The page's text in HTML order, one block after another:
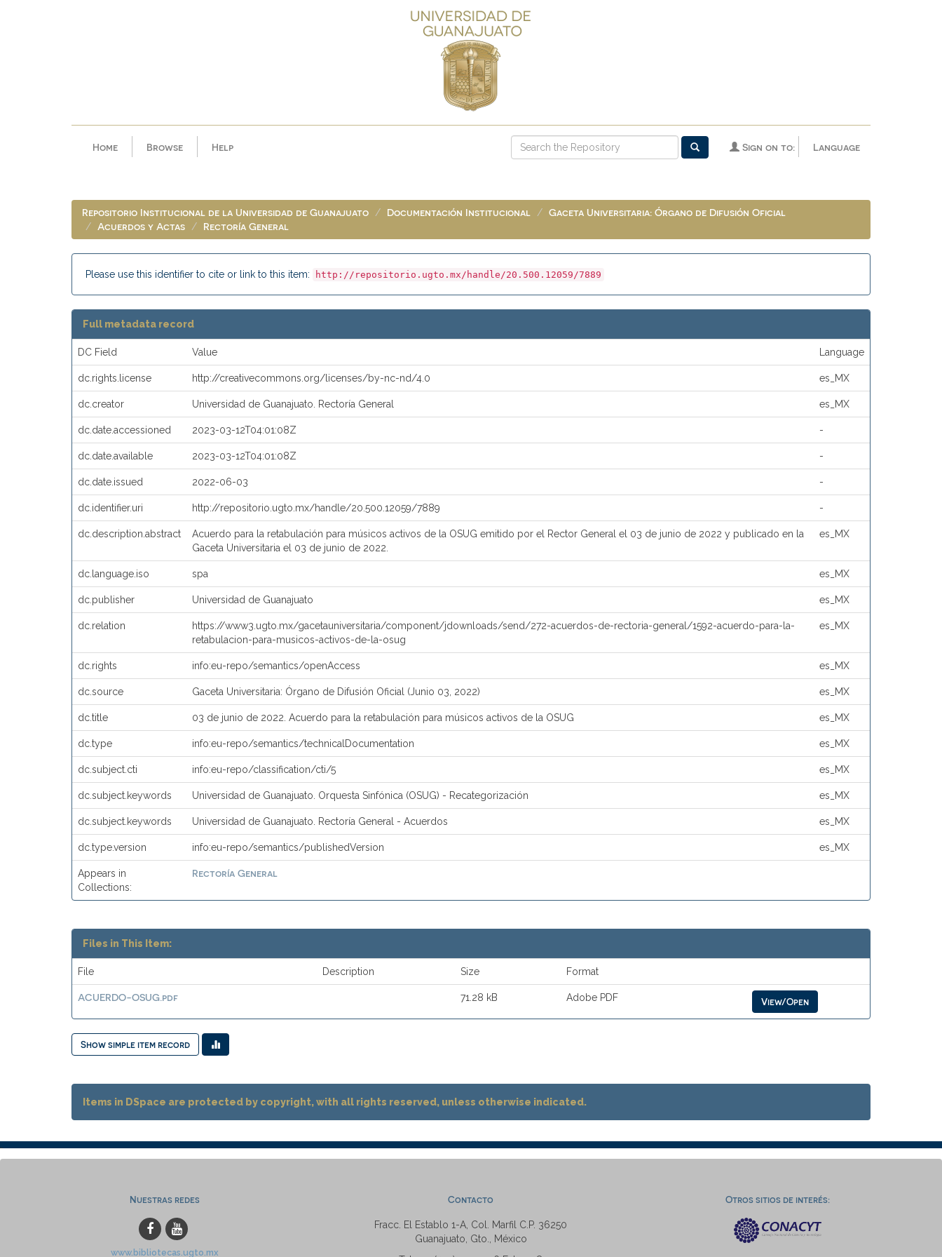
Home Browse Help Language
Sign on to:
Repositorio Institucional de la Universidad de Guanajuato Documentación Institucional
Gaceta Universitaria: Órgano de Difusión Oficial
Acuerdos y Actas
Rectoría General
Please use this identifier to cite or link to this item: http://repositorio.ugto.mx/handle/20.500.12059/7889
Full metadata record
DC Field Value Language
dc.rights.license http://creativecommons.org/licenses/by-nc-nd/4.0 es_MX
dc.creator Universidad de Guanajuato. Rectoría General es_MX
dc.date.accessioned 2023-03-12T04:01:08Z -
dc.date.available 2023-03-12T04:01:08Z -
dc.date.issued 2022-06-03 -
dc.identifier.uri http://repositorio.ugto.mx/handle/20.500.12059/7889 -
dc.description.abstract
Acuerdo para la retabulación para músicos activos de la OSUG emitido por el Rector General el 03 de junio de 2022 y publicado en la
Gaceta Universitaria el 03 de junio de 2022.
es_MX
dc.language.iso spa es_MX
dc.publisher Universidad de Guanajuato es_MX
dc.relation
https://www3.ugto.mx/gacetauniversitaria/component/jdownloads/send/272-acuerdos-de-rectoria-general/1592-acuerdo-para-la-
retabulacion-para-musicos-activos-de-la-osug
es_MX
dc.rights info:eu-repo/semantics/openAccess es_MX
dc.source Gaceta Universitaria: Órgano de Difusión Oficial (Junio 03, 2022) es_MX
dc.title 03 de junio de 2022. Acuerdo para la retabulación para músicos activos de la OSUG es_MX
dc.type info:eu-repo/semantics/technicalDocumentation es_MX
dc.subject.cti info:eu-repo/classification/cti/5 es_MX
dc.subject.keywords Universidad de Guanajuato. Orquesta Sinfónica (OSUG) - Recategorización es_MX
dc.subject.keywords Universidad de Guanajuato. Rectoría General - Acuerdos es_MX
dc.type.version info:eu-repo/semantics/publishedVersion es_MX
Appears in
Collections:
Rectoría General
Files in This Item:
File Description Size Format
ACUERDO-OSUG.pdf 71.28 kB Adobe PDF View/Open
Show simple item record
Items in DSpace are protected by copyright, with all rights reserved, unless otherwise indicated.
Nuestras redes
www.bibliotecas.ugto.mx
Contacto
Fracc. El Establo 1-A, Col. Marfil C.P. 36250
Guanajuato, Gto., México
Otros sitios de interés: